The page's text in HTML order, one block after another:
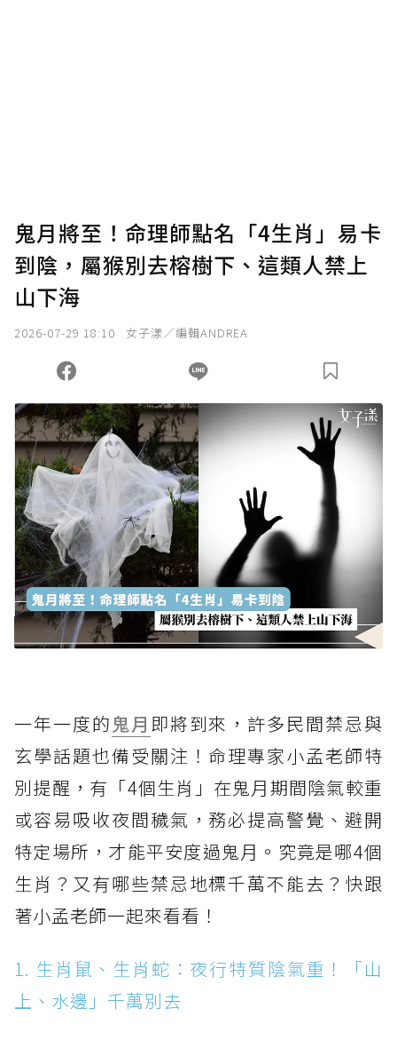
確認送出
您當前剩餘 U 利點數：0點；前往 購買點數
鬼月將至！命理師點名「4生肖」易卡
到陰，屬猴別去榕樹下、這類人禁上
山下海
2026-07-29 18:10 女子漾／編輯ANDREA
一年一度的鬼月 即將到來，許多民間禁忌與
玄學話題也備受關注！命理專家小孟老師特
別提醒，有「4個生肖」在鬼月期間陰氣較重
或容易吸收夜間穢氣，務必提高警覺、避開
特定場所，才能平安度過鬼月。究竟是哪4個
生肖？又有哪些禁忌地標千萬不能去？快跟
著小孟老師一起來看看！
1. 生肖鼠、生肖蛇：夜行特質陰氣重！「山
上、水邊」千萬別去